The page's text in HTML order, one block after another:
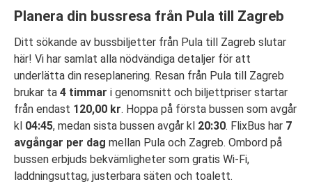
Planera din bussresa från Pula till Zagreb
Ditt sökande av bussbiljetter från Pula till Zagreb slutar
här! Vi har samlat alla nödvändiga detaljer för att
underlätta din reseplanering. Resan från Pula till Zagreb
brukar ta 4 timmar i genomsnitt och biljettpriser startar
från endast 120,00 kr. Hoppa på första bussen som avgår
kl 04:45, medan sista bussen avgår kl 20:30. FlixBus har 7
avgångar per dag mellan Pula och Zagreb. Ombord på
bussen erbjuds bekvämligheter som gratis Wi-Fi,
laddningsuttag, justerbara säten och toalett.